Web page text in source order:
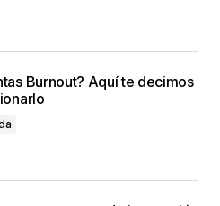
Burnout? Aquí te decimos